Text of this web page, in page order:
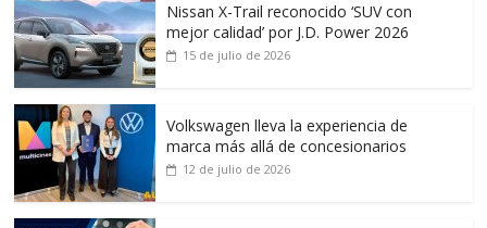
Nissan X-Trail reconocido ‘SUV con
mejor calidad’ por J.D. Power 2026
15 de julio de 2026
Volkswagen lleva la experiencia de
marca más allá de concesionarios
12 de julio de 2026